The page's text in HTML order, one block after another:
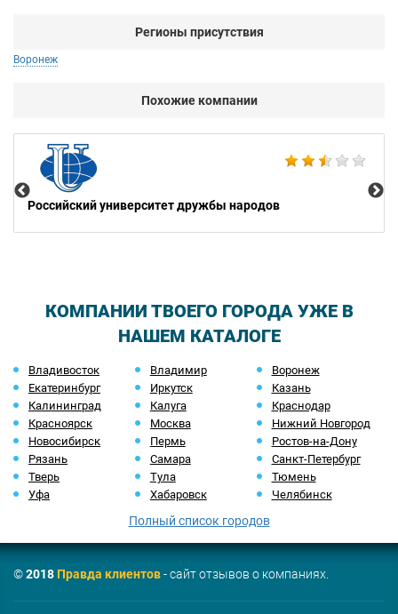
Регионы присутствия
Воронеж
Похожие компании
Российский университет дружбы народов
КОМПАНИИ ТВОЕГО ГОРОДА УЖЕ В
НАШЕМ КАТАЛОГЕ
Владивосток Владимир
Воронеж
Екатеринбург
Иркутск
Казань
Калининград
Калуга
Краснодар
Красноярск
Москва
Нижний Новгород
Новосибирск
Пермь
Ростов-на-Дону
Рязань
Самара
Санкт-Петербург
Тверь
Тула
Тюмень
Уфа
Хабаровск Челябинск
Полный список городов
©2018Правда клиентов- сайт отзывов о компаниях.